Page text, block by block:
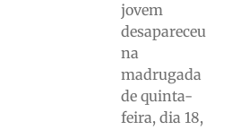
jovem
desapareceu
na
madrugada
de quinta-
feira, dia 18,